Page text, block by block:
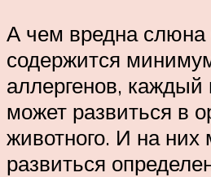
А чем вредна слюна
содержится
аллергенов, каждый
может развиться в
животного. И на них
развиться